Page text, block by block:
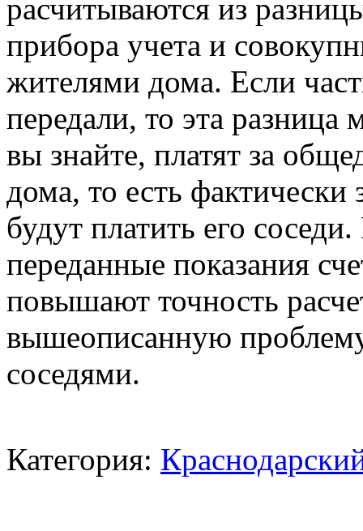
расчитываются из
прибора учета и
жителями дома. Если
передали, то эта
вы знайте, платят за
дома, то есть фактически
будут платить его
переданные показания
повышают точность
вышеописанную
соседями.
Категория: